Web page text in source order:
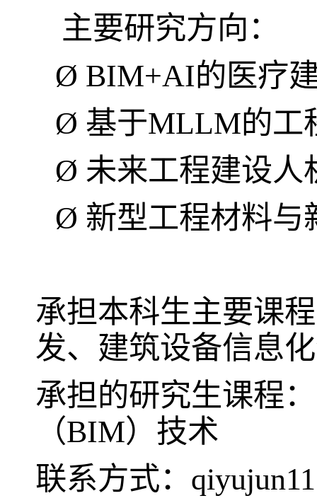
主要研究方向：
Ø BIM+AI的医疗
Ø 基于MLLM的工
Ø 未来工程建设人
Ø 新型工程材料与
承担本科生主要课
发、建筑设备信息
承担的研究生课程
（BIM）技术
联系方式：